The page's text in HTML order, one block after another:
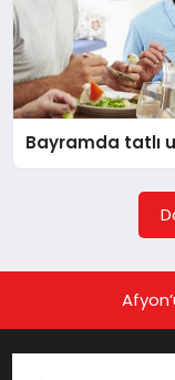
Bayramda tatlı